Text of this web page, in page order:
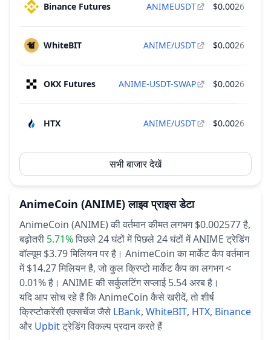
Binance Futures ANIMEUSDT $0.0026
WhiteBIT ANIME/USDT $0.0026
OKX Futures ANIME-USDT-SWAP $0.0026
HTX ANIME/USDT $0.0026
सभी बाजार देखें
AnimeCoin (ANIME) लाइव प्राइस डेटा
AnimeCoin (ANIME) की वर्तमान कीमत लगभग $0.002577 है,
बढ़ोतरी 5.71%पिछले 24 घंटों मेंपिछले 24 घंटों में ANIME ट्रेडिंग
वॉल्यूम $3.79 मिलियन पर है। AnimeCoin का मार्केट कैप वर्तमान
में $14.27 मिलियन है, जो कुल क्रिप्टो मार्केट कैप का लगभग <
0.01% है। ANIME की सर्कुलटिंग सप्लाई 5.54 अरब है।
यदि आप सोच रहे हैं कि AnimeCoin कैसे खरीदें, तो शीर्ष
क्रिप्टोकरेंसी एक्सचेंज जैसे LBank, WhiteBIT, HTX, Binance
और Upbitट्रेडिंग विकल्प प्रदान करते हैं